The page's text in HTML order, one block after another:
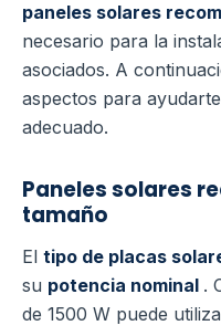
paneles solares
necesario para la
asociados. A
aspectos para
adecuado.
Paneles solares
tamaño
El tipo de placas
su potencia nominal .
de 1500 W puede